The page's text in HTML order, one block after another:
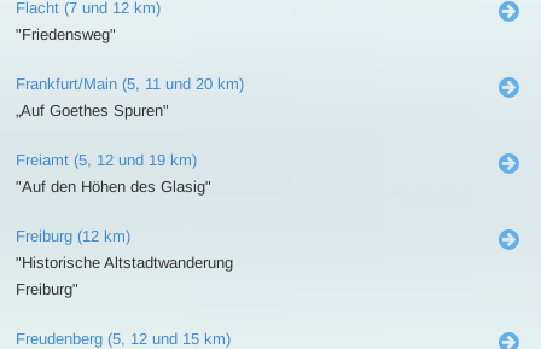
Flacht (7 und 12 km)
"Friedensweg"
Frankfurt/Main (5, 11 und 20 km)
„Auf Goethes Spuren"
Freiamt (5, 12 und 19 km)
"Auf den Höhen des Glasig"
Freiburg (12 km)
"Historische Altstadtwanderung
Freiburg"
Freudenberg (5, 12 und 15 km)